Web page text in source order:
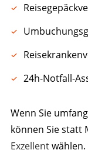
24h-Notfall-
Wenn Sie
können Sie statt
Exzellentwählen.